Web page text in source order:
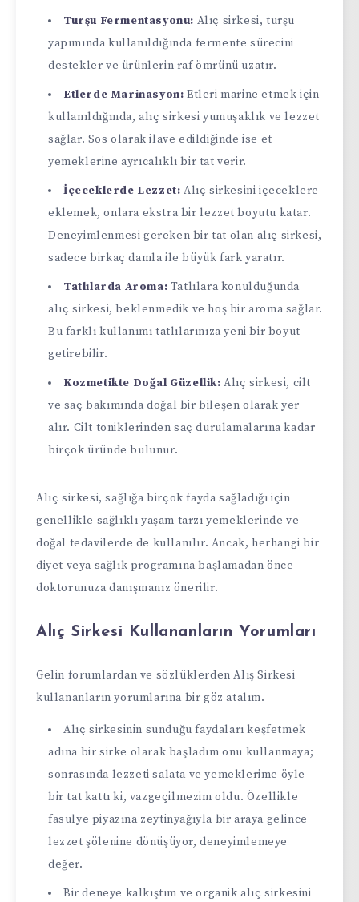
Turşu Fermentasyonu: Alıç sirkesi, turşu
yapımında kullanıldığında fermente sürecini
destekler ve ürünlerin raf ömrünü uzatır.
Etlerde Marinasyon: Etleri marine etmek için
kullanıldığında, alıç sirkesi yumuşaklık ve lezzet
sağlar. Sos olarak ilave edildiğinde ise et
yemeklerine ayrıcalıklı bir tat verir.
İçeceklerde Lezzet: Alıç sirkesini içeceklere
eklemek, onlara ekstra bir lezzet boyutu katar.
Deneyimlenmesi gereken bir tat olan alıç sirkesi,
sadece birkaç damla ile büyük fark yaratır.
Tatlılarda Aroma: Tatlılara konulduğunda
alıç sirkesi, beklenmedik ve hoş bir aroma sağlar.
Bu farklı kullanımı tatlılarınıza yeni bir boyut
getirebilir.
Kozmetikte Doğal Güzellik: Alıç sirkesi, cilt
ve saç bakımında doğal bir bileşen olarak yer
alır. Cilt toniklerinden saç durulamalarına kadar
birçok üründe bulunur.
Alıç sirkesi, sağlığa birçok fayda sağladığı için
genellikle sağlıklı yaşam tarzı yemeklerinde ve
doğal tedavilerde de kullanılır. Ancak, herhangi bir
diyet veya sağlık programına başlamadan önce
doktorunuza danışmanız önerilir.
Alıç Sirkesi Kullananların Yorumları
Gelin forumlardan ve sözlüklerden Alış Sirkesi
kullananların yorumlarına bir göz atalım.
Alıç sirkesinin sunduğu faydaları keşfetmek
adına bir sirke olarak başladım onu kullanmaya;
sonrasında lezzeti salata ve yemeklerime öyle
bir tat kattı ki, vazgeçilmezim oldu. Özellikle
fasulye piyazına zeytinyağıyla bir araya gelince
lezzet şölenine dönüşüyor, deneyimlemeye
değer.
Bir deneye kalkıştım ve organik alıç sirkesini